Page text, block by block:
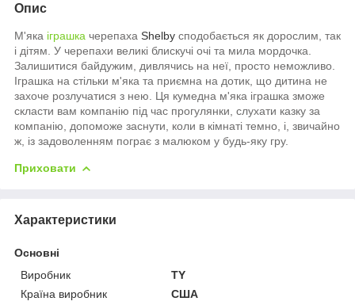
Опис
М'яка іграшка черепаха Shelby сподобається як дорослим, так
і дітям. У черепахи великі блискучі очі та мила мордочка.
Залишитися байдужим, дивлячись на неї, просто неможливо.
Іграшка на стільки м'яка та приємна на дотик, що дитина не
захоче розлучатися з нею. Ця кумедна м'яка іграшка зможе
скласти вам компанію під час прогулянки, слухати казку за
компанію, допоможе заснути, коли в кімнаті темно, і, звичайно
ж, із задоволенням пограє з малюком у будь-яку гру.
Приховати
Характеристики
Основні
Виробник
TY
Країна виробник
США